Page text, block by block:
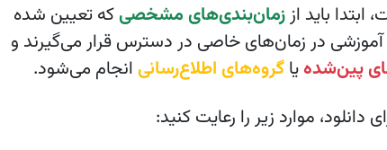
ابتدا باید اززمان‌بندی‌های مشخصیکه تعیین شده
در زمان‌های خاصی در دسترس قرار می‌گیرند و
پین‌شدهیاگروه‌های اطلاع‌رسانیانجام می‌شود.
موارد زیر را رعایت کنید: